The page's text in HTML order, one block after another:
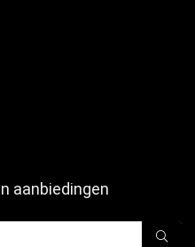
aanbiedingen